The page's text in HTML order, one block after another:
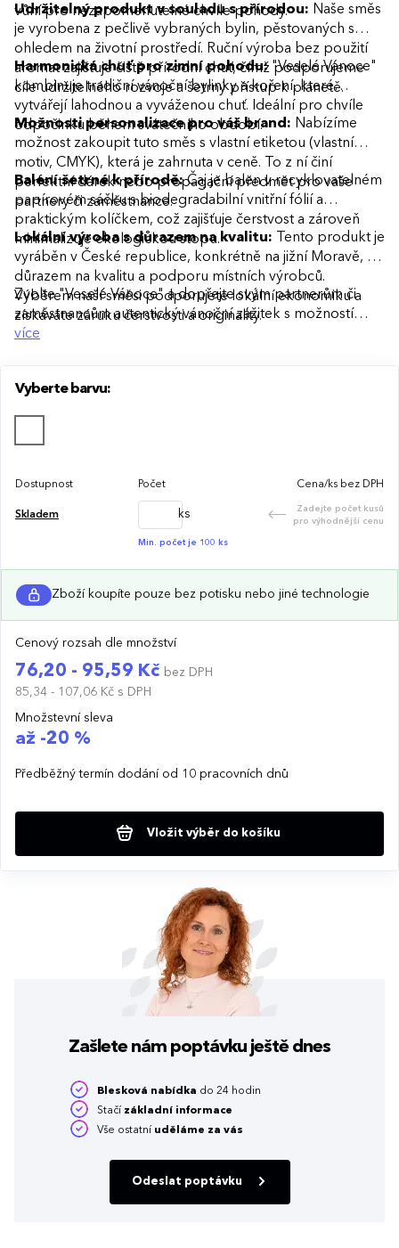
vůní pro nezapomenutelné chvíle pohody.
Udržitelný produkt v souladu s přírodou: Naše směs
je vyrobena z pečlivě vybraných bylin, pěstovaných s
ohledem na životní prostředí. Ruční výroba bez použití
aromat zajišťuje čistě přírodní chuť, čímž podporujeme
cíle udržitelného rozvoje a šetrný přístup k planetě.
Harmonická chuť pro zimní pohodu:"Veselé Vánoce"
kombinuje tradiční vánoční bylinky a koření, které
vytvářejí lahodnou a vyváženou chuť. Ideální pro chvíle
odpočinku během svátečního období.
Možnosti personalizace pro váš brand: Nabízíme
možnost zakoupit tuto směs s vlastní etiketou (vlastní
motiv, CMYK), která je zahrnuta v ceně. To z ní činí
perfektní dárek nebo propagační předmět pro vaše
partnery či zaměstnance.
Balení šetrné k přírodě:Čaj je balen v recyklovatelném
papírovém sáčku s biodegradabilní vnitřní fólií a
praktickým kolíčkem, což zajišťuje čerstvost a zároveň
minimalizuje ekologickou stopu.
Lokální výroba s důrazem na kvalitu: Tento produkt je
vyráběn v České republice, konkrétně na jižní Moravě, s
důrazem na kvalitu a podporu místních výrobců.
Výběrem naší směsi podporujete lokální ekonomiku a
získáváte záruku čerstvosti a originality.
Zvolte "Veselé Vánoce" a dopřejte svým partnerům či
zaměstnancům autentický vánoční zážitek s možností
personalizace, který potěší smysly a zahřeje srdce.
více
Vyberte barvu:
Dostupnost Počet Cena/ks bez DPH
Skladem ks
Zadejte počet kusů
pro výhodnější cenu
Min. počet je 100 ks
Zboží koupíte pouze bez potisku nebo jiné technologie
Cenový rozsah dle množství
76,20 - 95,59 Kč bez DPH
85,34 - 107,06 Kč s DPH
Množstevní sleva
až -20 %
Předběžný termín dodání od 10 pracovních dnů
Vložit výběr do košíku
Zašlete nám poptávku ještě dnes
Blesková nabídka do 24 hodin
Stačí základní informace
Vše ostatní uděláme za vás
Odeslat poptávku